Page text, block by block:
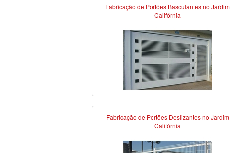
Fabricação de Portões Basculantes no Jardim
Califórnia
Fabricação de Portões Deslizantes no Jardim
Califórnia